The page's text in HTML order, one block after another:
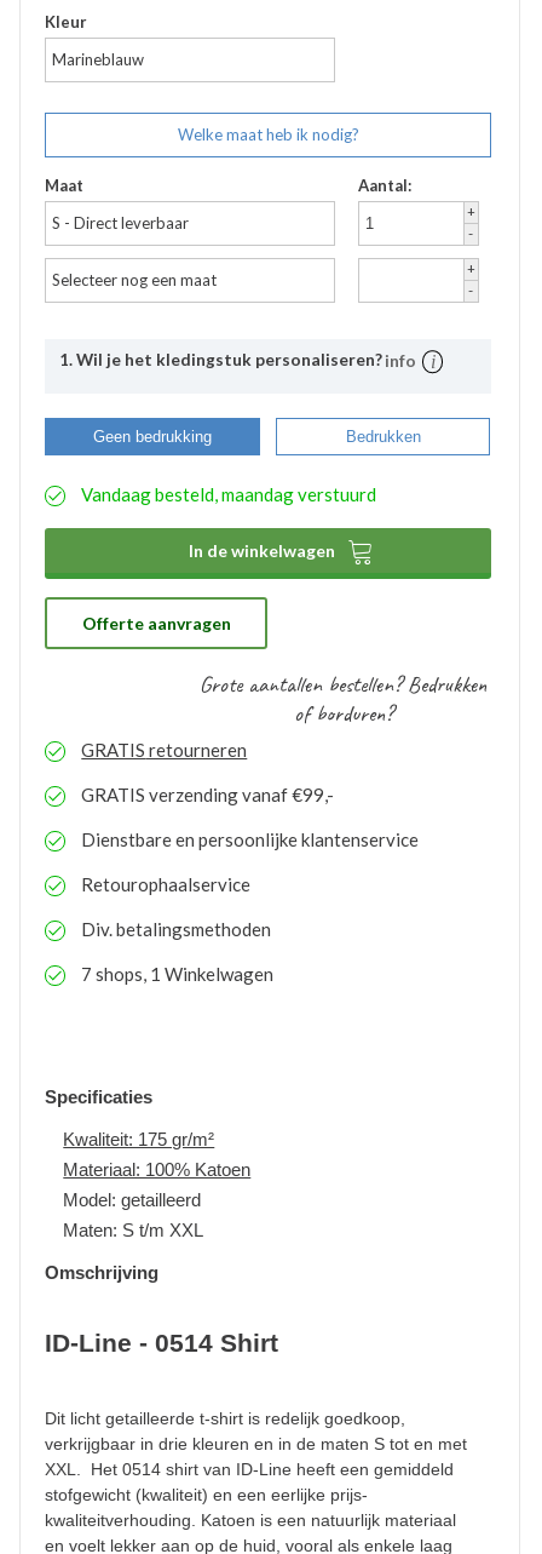
Kleur
Marineblauw
Welke maat heb ik nodig?
Maat
S - Direct leverbaar
Aantal:
+
-
Selecteer nog een maat
+
-
1. Wil je het kledingstuk personaliseren?info
Bij Bevazet kunt u uw bedrijfskleding ook laten
bedrukken. Middels onderstaande stappen kunt u
aangemaakte bedrukkingsprofielen worden
hoeft u bij eventuele nabestellingen niet nogmaals het
proces te doorlopen. De bestelde logo’s kunnen door
ons gratis op voorraad gehouden worden. Bij eventuele
nabestellingen is uw voorraad bekend en kunt u de
logo’s toepassen op elk gewenste artikel.
Geen bedrukking Bedrukken
Vandaag besteld, maandag verstuurd
In de winkelwagen 
Offerte aanvragen
Grote aantallen bestellen? Bedrukken
of borduren?
GRATIS retourneren
GRATIS verzending vanaf €99,-
Dienstbare en persoonlijke klantenservice
Retourophaalservice
Div. betalingsmethoden
7 shops, 1 Winkelwagen
Specificaties
Kwaliteit: 175 gr/m²
Materiaal: 100% Katoen
Model: getailleerd
Maten: S t/m XXL
Omschrijving
ID-Line - 0514 Shirt
Dit licht getailleerde t-shirt is redelijk goedkoop,
verkrijgbaar in drie kleuren en in de maten S tot en met
XXL. Het 0514 shirt van ID-Line heeft een gemiddeld
stofgewicht (kwaliteit) en een eerlijke prijs-
kwaliteitverhouding. Katoen is een natuurlijk materiaal
en voelt lekker aan op de huid, vooral als enkele laag